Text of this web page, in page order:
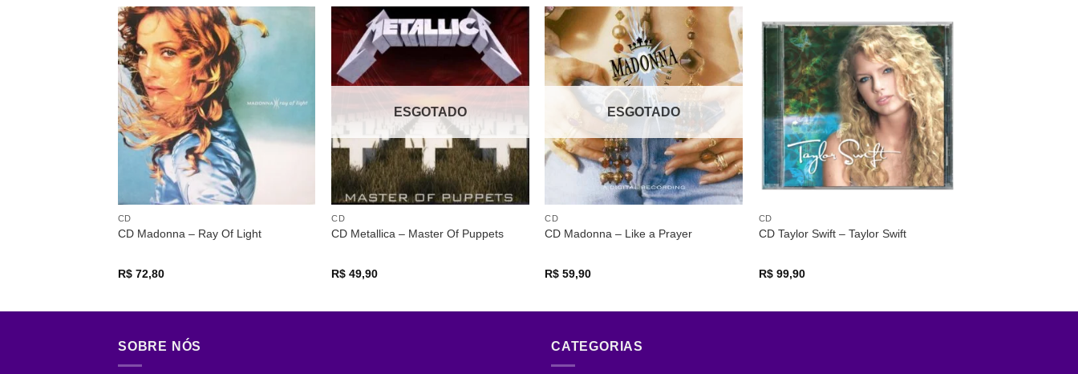
CD
CD Madonna – Ray Of Light
R$72,80
Adicionar
a lista de
desejos
ESGOTADO
CD
CD Metallica – Master Of Puppets
R$ 49,90
Adicionar
a lista de
desejos
ESGOTADO
CD
CD Madonna – Like a Prayer
R$ 59,90
Adicionar
a lista de
desejos
CD
CD Taylor Swift – Taylor Swift
R$99,90
SOBRE NÓS CATEGORIAS